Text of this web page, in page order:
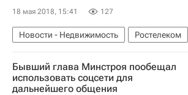
18 мая 2018, 15:41 127
Новости - Недвижимость
Ростелеком
Форум "Среда для жизни" в Калининграде
Жилье
Россия
Бывший глава Минстроя пообещал
использовать соцсети для
дальнейшего общения